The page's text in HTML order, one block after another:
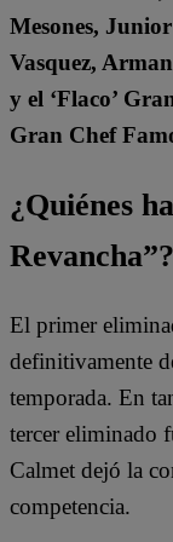
Mesones,
Vasquez,
y el ‘Flaco’
Gran Chef
¿Quiénes
Revancha”?
El primer
definitivamente
temporada. En
tercer eliminado
Calmet dejó la
competencia.